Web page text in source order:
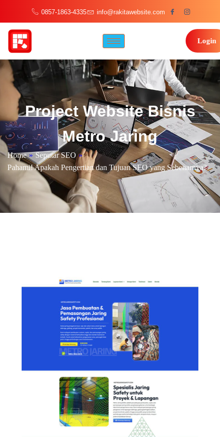
0857-1863-4335 info@rakitawebsite.com
Login
Project Website Bisnis
Metro Jaring
Home » Seputar SEO »
Pahami! Apakah Pengertian dan Tujuan SEO yang Sebenarnya?